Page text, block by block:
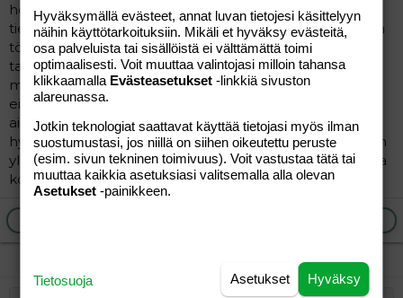
hormonikierukka. Ja koska työskentelin päivät
tietokoneella, luulin hartiakivun johtuvan siitä. Vasta kun
töissä rupesin pyörtilemään ja oksetti kanssa kovasti
tajusin jonkin olevan vialla. Sairaalassa selvisi
munanjohtimen repeäminen ja vuoto vatsaonteloon ja
eikun leikkaukseen. Nyt viimeisen odotukseni olinkin
aika varovainen ja herkkä kaikille kivuille. Raskaus sujui
hyvin muuten, paitsi poika syntyi 6 viikkoa etuajassa ihan
yllättäen. Nyt kumminkin kaikki on hyvin ja poika kasvaa
komeasti.
Hyväksymällä evästeet, annat luvan tietojesi käsittelyyn
näihin käyttötarkoituksiin. Mikäli et hyväksy evästeitä,
osa palveluista tai sisällöistä ei välttämättä toimi
optimaalisesti. Voit muuttaa valintojasi milloin tahansa
klikkaamalla Evästeasetukset -linkkiä sivuston
alareunassa.
Jotkin teknologiat saattavat käyttää tietojasi myös ilman
suostumustasi, jos niillä on siihen oikeutettu peruste
(esim. sivun tekninen toimivuus). Voit vastustaa tätä tai
muuttaa kaikkia asetuksiasi valitsemalla alla olevan
Asetukset -painikkeen.
Hyväksy
Asetukset
Tietosuoja